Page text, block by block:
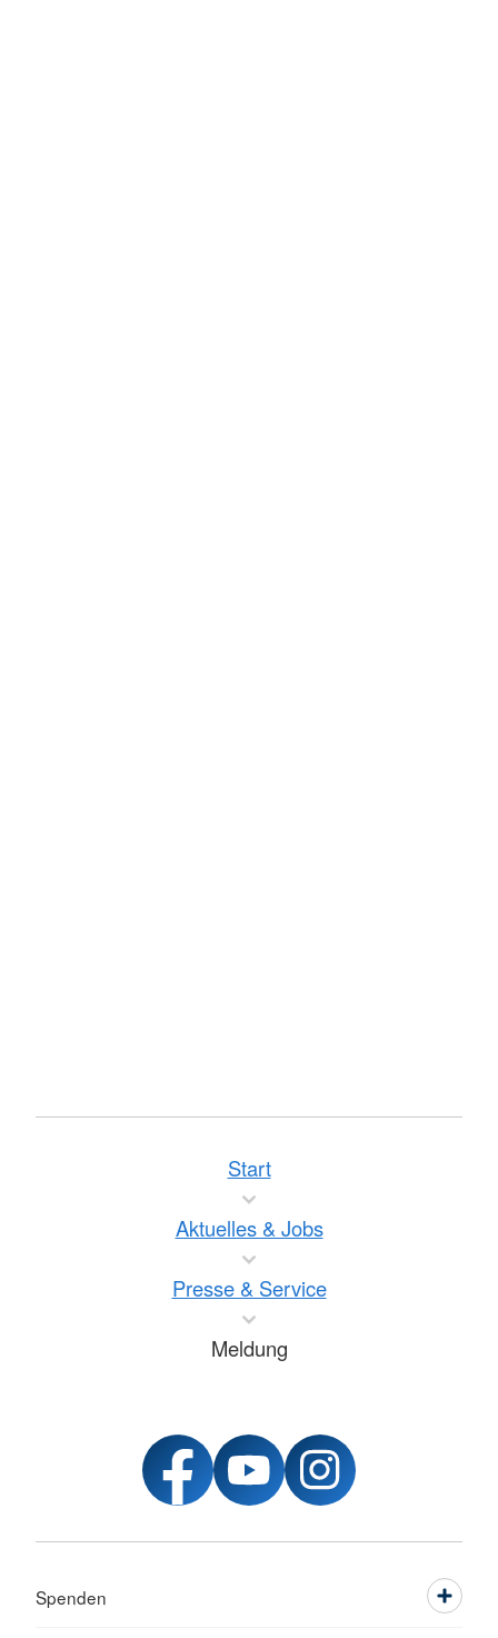
Start
Aktuelles & Jobs
Presse & Service
Meldung
Spenden